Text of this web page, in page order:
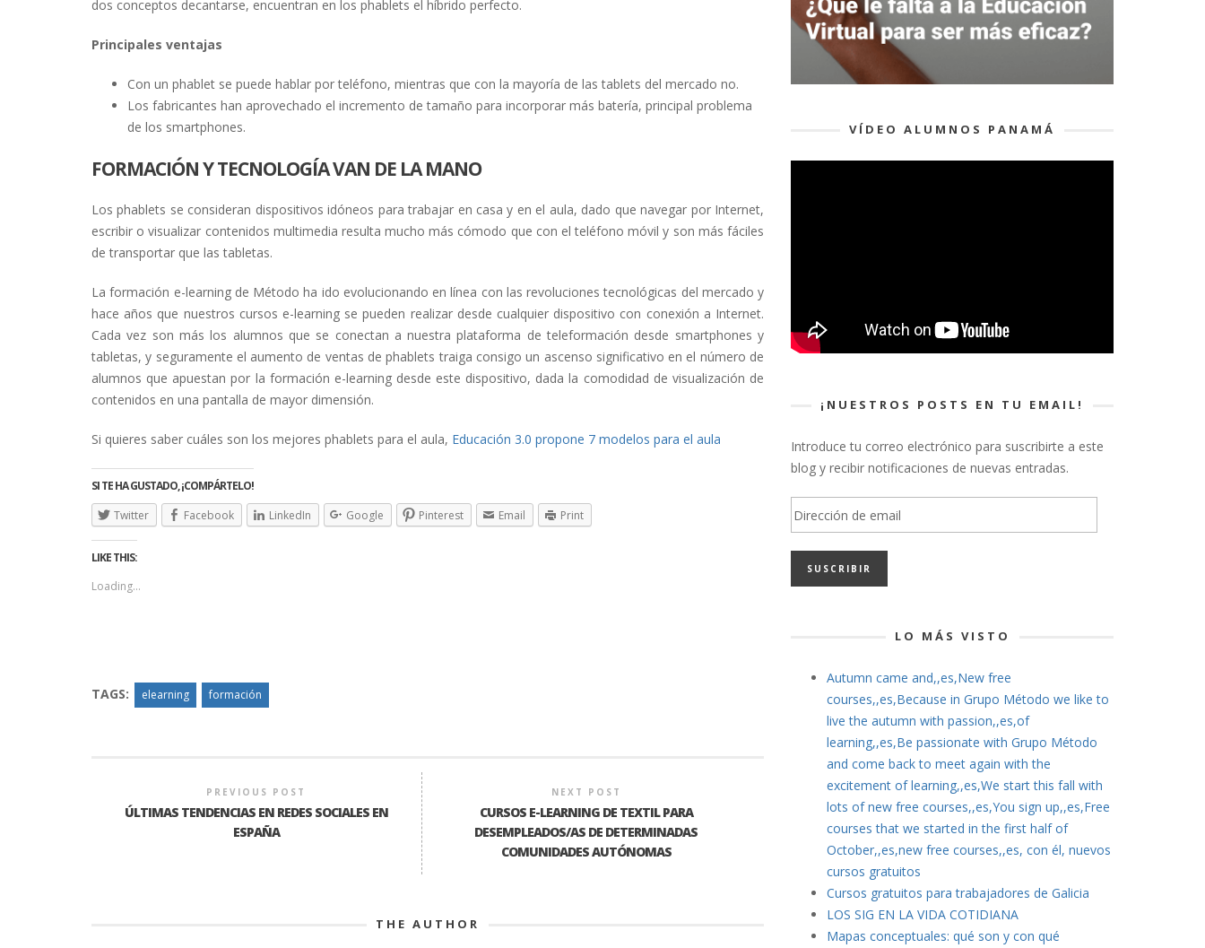
dos conceptos decantarse, encuentran en los phablets el híbrido perfecto.
Principales ventajas
Con un phablet se puede hablar por teléfono, mientras que con la mayoría de las tablets del mercado no.
Los fabricantes han aprovechado el incremento de tamaño para incorporar más batería, principal problema
de los smartphones.
FORMACIÓN Y TECNOLOGÍA VAN DE LA MANO
Los phablets se consideran dispositivos idóneos para trabajar en casa y en el aula, dado que navegar por Internet,
escribir o visualizar contenidos multimedia resulta mucho más cómodo que con el teléfono móvil y son más fáciles
de transportar que las tabletas.
La formación e-learning de Método ha ido evolucionando en línea con las revoluciones tecnológicas del mercado y
hace años que nuestros cursos e-learning se pueden realizar desde cualquier dispositivo con conexión a Internet.
Cada vez son más los alumnos que se conectan a nuestra plataforma de teleformación desde smartphones y
tabletas, y seguramente el aumento de ventas de phablets traiga consigo un ascenso significativo en el número de
alumnos que apuestan por la formación e-learning desde este dispositivo, dada la comodidad de visualización de
contenidos en una pantalla de mayor dimensión.
Si quieres saber cuáles son los mejores phablets para el aula, Educación 3.0 propone 7 modelos para el aula
SI TE HA GUSTADO, ¡COMPÁRTELO!
Twitter
Facebook LinkedIn Google Pinterest Email Print
LIKE THIS:
Loading...
TAGS: elearning formación
PREVIOUS POST
ÚLTIMAS TENDENCIAS EN REDES SOCIALES EN
ESPAÑA
NEXT POST
CURSOS E-LEARNING DE TEXTIL PARA
DESEMPLEADOS/AS DE DETERMINADAS
COMUNIDADES AUTÓNOMAS
THE AUTHOR
VÍDEO ALUMNOS PANAMÁ
¡NUESTROS POSTS EN TU EMAIL!
Introduce tu correo electrónico para suscribirte a este
blog y recibir notificaciones de nuevas entradas.
Dirección
de
email
LO MÁS VISTO
Autumn came and,,es,New free
courses,,es,Because in Grupo Método we like to
live the autumn with passion,,es,of
learning,,es,Be passionate with Grupo Método
and come back to meet again with the
excitement of learning,,es,We start this fall with
lots of new free courses,,es,You sign up,,es,Free
courses that we started in the first half of
October,,es,new free courses,,es, con él, nuevos
cursos gratuitos
Cursos gratuitos para trabajadores de Galicia
LOS SIG EN LA VIDA COTIDIANA
Mapas conceptuales: qué son y con qué